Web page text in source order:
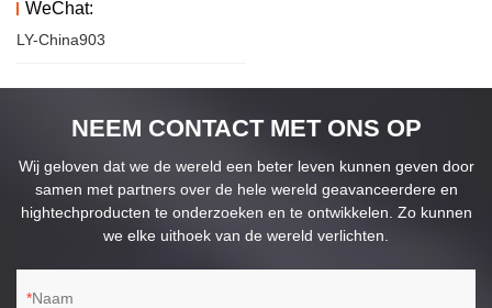
WeChat:
LY-China903
NEEM CONTACT MET ONS OP
Wij geloven dat we de wereld een beter leven kunnen geven door
samen met partners over de hele wereld geavanceerdere en
hightechproducten te onderzoeken en te ontwikkelen. Zo kunnen
we elke uithoek van de wereld verlichten.
Naam